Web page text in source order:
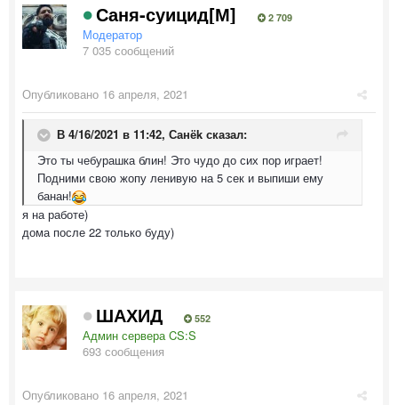
Саня-суицид[М] 2 709
Модератор
7 035 сообщений
Опубликовано 16 апреля, 2021
В 4/16/2021 в 11:42, Санёk сказал:
Это ты чебурашка блин! Это чудо до сих пор играет!
Подними свою жопу ленивую на 5 сек и выпиши ему
банан!
я на работе)
дома после 22 только буду)
ШАХИД 552
Админ сервера CS:S
693 сообщения
Опубликовано 16 апреля, 2021